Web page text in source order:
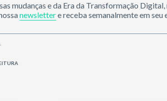
mudanças e da Era da Transformação Digital,
newslettere receba semanalmente em seu